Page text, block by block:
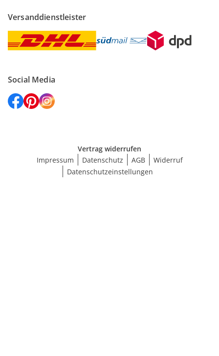
Versanddienstleister
Social Media
Vertrag widerrufen
Impressum
Datenschutz AGB
Widerruf
Datenschutzeinstellungen